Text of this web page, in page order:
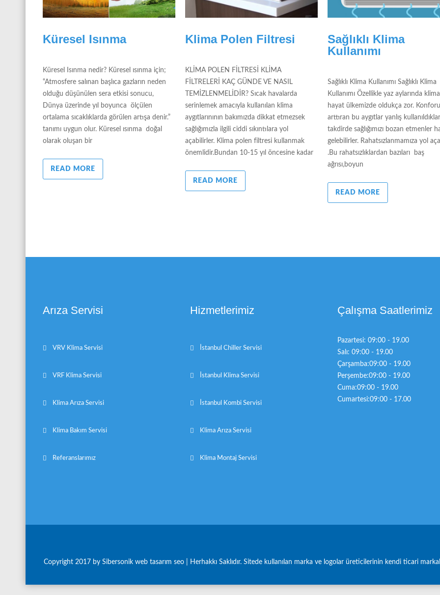
Küresel Isınma
Küresel Isınma nedir? Küresel ısınma için;
“Atmosfere salınan başlıca gazların neden
olduğu düşünülen sera etkisi sonucu,
Dünya üzerinde yıl boyunca ölçülen
ortalama sıcaklıklarda görülen artışa denir.”
tanımı uygun olur. Küresel ısınma doğal
olarak oluşan bir
READ MORE
Klima Polen Filtresi
KLİMA POLEN FİLTRESİ KLİMA
FİLTRELERİ KAÇ GÜNDE VE NASIL
TEMİZLENMELİDİR? Sıcak havalarda
serinlemek amacıyla kullanılan klima
aygıtlarınının bakımızda dikkat etmezsek
sağlığımızla ilgili ciddi sıkıntılara yol
açabilirler. Klima polen filtresi kullanmak
önemlidir.Bundan 10-15 yıl öncesine kadar
READ MORE
Sağlıklı Klima
Kullanımı
Sağlıklı Klima Kullanımı Sağlıklı Klima
Kullanımı Özellikle yaz aylarında
hayat ülkemizde oldukça zor.
arttıran bu aygıtlar yanlış
takdirde sağlığımızı bozan etmenler
gelebilirler. Rahatsızlanmamıza yol
.Bu rahatsızlıklardan bazıları baş
ağrısı,boyun
READ MORE
Arıza Servisi
VRV Klima Servisi
VRF Klima Servisi
Klima Arıza Servisi
Klima Bakım Servisi
Referanslarımız
Hizmetlerimiz
İstanbul Chiller Servisi
İstanbul Klima Servisi
İstanbul Kombi Servisi
Klima Arıza Servisi
Klima Montaj Servisi
Çalışma Saatlerimiz
Pazartesi: 09:00 - 19.00
Salı: 09:00 - 19.00
Çarşamba:09:00 - 19.00
Perşembe:09:00 - 19.00
Cuma:09:00 - 19.00
Cumartesi:09:00 - 17.00
Copyright 2017 by Sibersonik web tasarım seo | Herhakkı Saklıdır. Sitede kullanılan marka ve logolar üreticilerinin kendi ticari